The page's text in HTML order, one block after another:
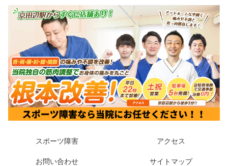
スポーツ障害 アクセス
お問い合わせ サイトマップ